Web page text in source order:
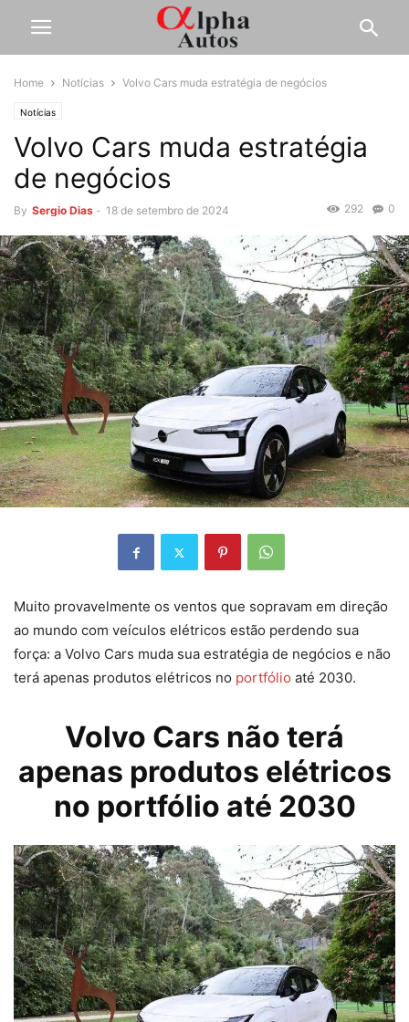
Home Notícias Volvo Cars muda estratégia de negócios
Notícias
Volvo Cars muda estratégia
de negócios
By Sergio Dias - 18 de setembro de 2024 0
292
Muito provavelmente os ventos que sopravam em direção
ao mundo com veículos elétricos estão perdendo sua
força: a Volvo Cars muda sua estratégia de negócios e não
terá apenas produtos elétricos no portfólio até 2030.
Volvo Cars não terá
apenas produtos elétricos
no portfólio até 2030